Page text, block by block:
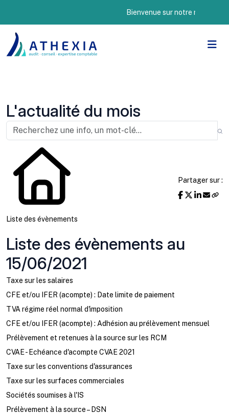
Bienvenue sur notre nouveau
L'actualité du mois
Liste des évènements
Partager sur :
Liste des évènements au
15/06/2021
Taxe sur les salaires
CFE et/ou IFER (acompte) : Date limite de paiement
TVA régime réel normal d'imposition
CFE et/ou IFER (acompte) : Adhésion au prélèvement mensuel
Prélèvement et retenues à la source sur les RCM
CVAE - Echéance d'acompte CVAE 2021
Taxe sur les conventions d'assurances
Taxe sur les surfaces commerciales
Sociétés soumises à l'IS
Prélèvement à la source – DSN